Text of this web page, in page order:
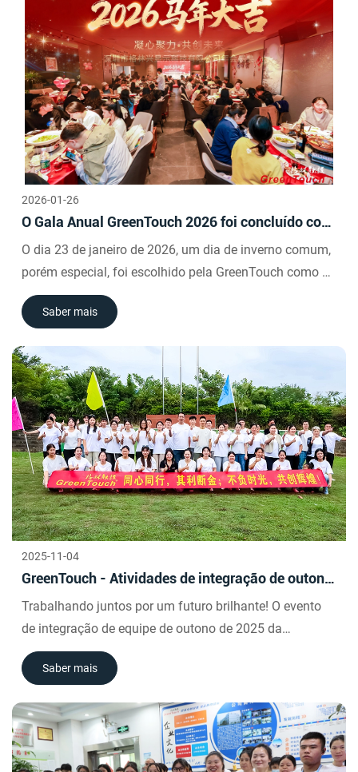
os funcionários se reuniram no galpão de produção
para uma breve, porém entusiasmada, cerimônia de
abertura, dando início a um novo ano de trabalho árduo
em conjunto.
2026-01-26
O Gala Anual GreenTouch 2026 foi concluído com
sucesso.
O dia 23 de janeiro de 2026, um dia de inverno comum,
porém especial, foi escolhido pela GreenTouch como a
data para seu grande evento anual — o Jantar de Gala
Anual de 2026. Às 18h daquela noite, o tão aguardado
Daotian Piaoxiang.
Saber mais
2025-11-04
GreenTouch - Atividades de integração de outono
em Qingyuan e Yingde
Trabalhando juntos por um futuro brilhante! O evento
de integração de equipe de outono de 2025 da
GreenTouch em Yingde, Qingyuan, foi concluído com
sucesso.
Saber mais